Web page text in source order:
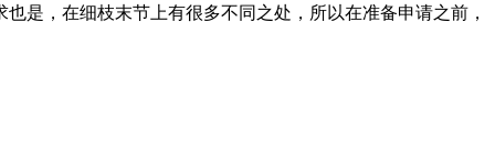
是，在细枝末节上有很多不同之处，所以在准备申请之前，